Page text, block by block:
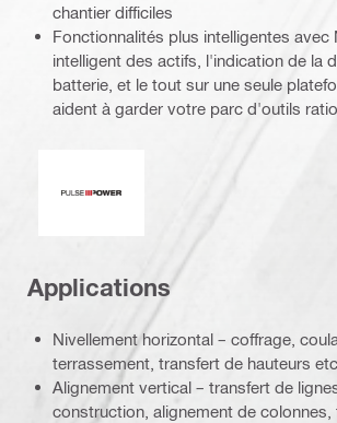
chantier difficiles
Fonctionnalités plus intelligentes avec
intelligent des actifs, l'indication de la
batterie, et le tout sur une seule
aident à garder votre parc d'outils
Applications
Nivellement horizontal – coffrage,
terrassement, transfert de hauteurs etc.
Alignement vertical – transfert de
construction, alignement de